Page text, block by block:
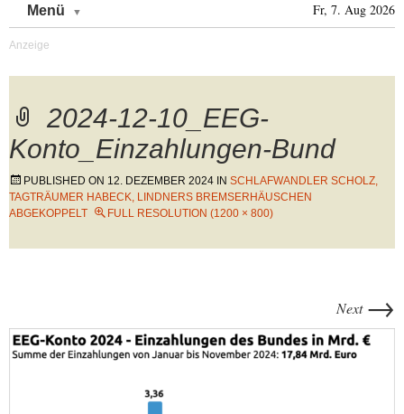
Menü Fr, 7. Aug 2026
2024-12-10_EEG-
Konto_Einzahlungen-Bund
PUBLISHED ON 12. DEZEMBER 2024 IN SCHLAFWANDLER SCHOLZ,
TAGTRÄUMER HABECK, LINDNERS BREMSERHÄUSCHEN
ABGEKOPPELT
FULL RESOLUTION (1200 × 800)
Next →